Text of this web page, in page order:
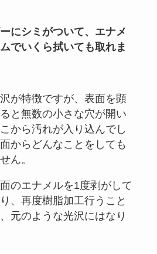
にシミがついて、エナメ
でいくら拭いても取れま
が特徴ですが、表面を顕
と無数の小さな穴が開い
から汚れが入り込んでし
からどんなことをしても
ん。
のエナメルを1度剥がして
、再度樹脂加工行うこと
元のような光沢にはなり